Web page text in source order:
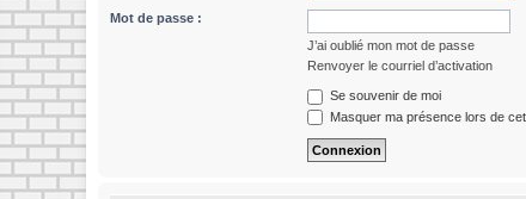
Mot de passe :
J’ai oublié mon mot de passe
Renvoyer le courriel d’activation
Se souvenir de moi
Masquer ma présence lors de